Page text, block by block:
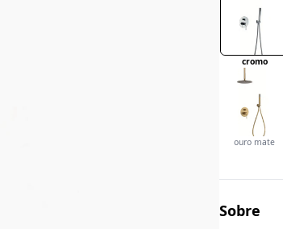
cromo
ouro mate
Sobre